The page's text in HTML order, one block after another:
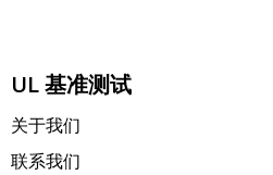
UL 基准测试
关于我们
联系我们